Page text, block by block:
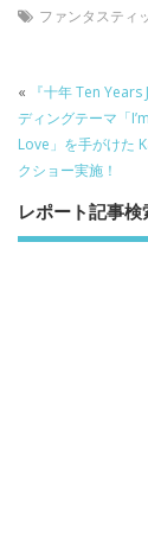
e
o
o
k
itt
ファンタスティ
«
『十年 Ten
ディングテーマ「
Love」を手がけた
クショー実施！
レポート記事検